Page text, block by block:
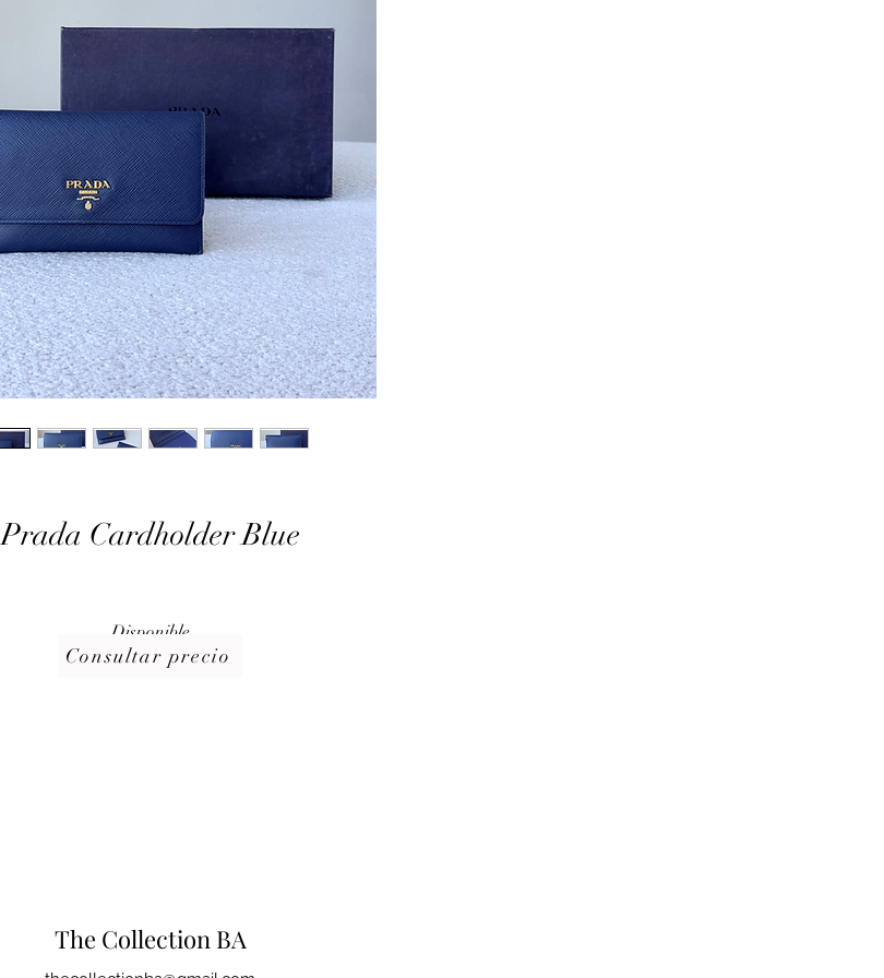
Prada Cardholder Blue
Disponible
Consultar precio
The Collection BA